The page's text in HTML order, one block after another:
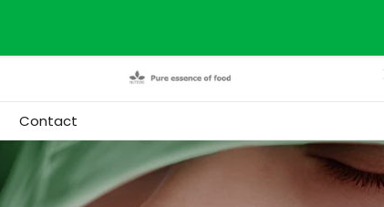
Contact